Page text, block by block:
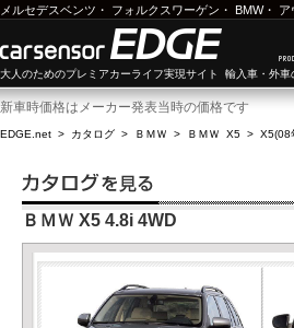
メルセデスベンツ ・ フォルクスワーゲン ・ BMW・ ア
大人のためのプレミアカーライフ実現サイト 輸入車・外車
新車時価格はメーカー発表当時の価格です
EDGE.net > カタログ > ＢＭＷ > ＢＭＷ X5 > X5(08
ＢＭＷ X5 4.8i 4WD